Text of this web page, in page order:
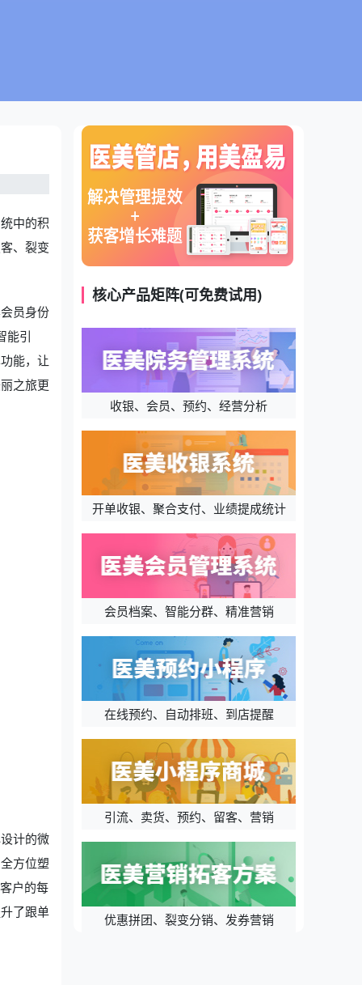
中的积
、裂变
员身份
能引
能，让
之旅更
计的微
方位塑
户的每
了跟单
核心产品矩阵(可免费试用)
收银、会员、预约、经营分析
开单收银、聚合支付、业绩提成统计
会员档案、智能分群、精准营销
在线预约、自动排班、到店提醒
引流、卖货、预约、留客、营销
优惠拼团、裂变分销、发券营销